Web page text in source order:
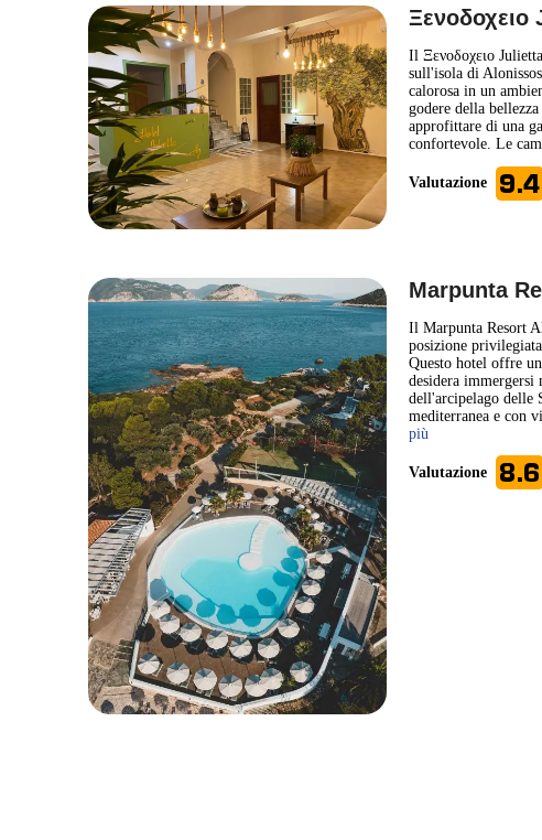
Ξενοδοχειο
Il Ξενοδοχειο
sull'isola di
calorosa in un
godere della
approfittare di una
confortevole. Le
Valutazione 9.4
Marpunta
Il Marpunta Resort
posizione
Questo hotel offre
desidera immergersi
dell'arcipelago delle
mediterranea e con
più
Valutazione 8.6